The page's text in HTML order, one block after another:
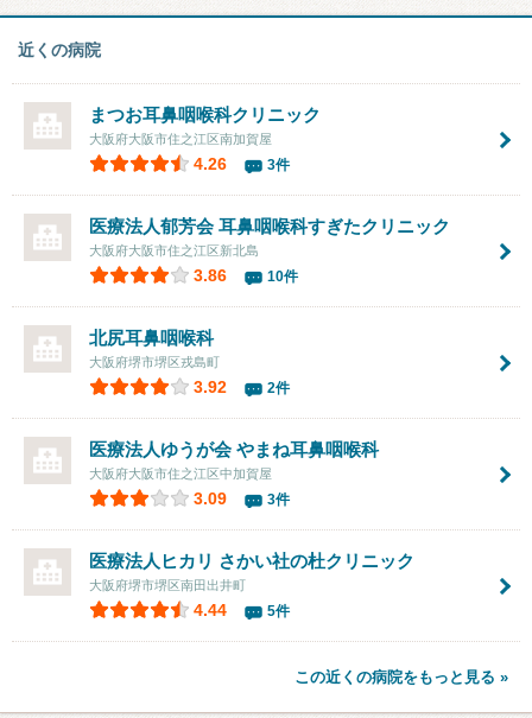
近くの病院
まつお耳鼻咽喉科クリニック
大阪府大阪市住之江区南加賀屋
4.26 3件
医療法人郁芳会耳鼻咽喉科すぎたクリニック
大阪府大阪市住之江区新北島
3.86 10件
北尻耳鼻咽喉科
大阪府堺市堺区戎島町
3.92 2件
医療法人ゆうが会 やまね耳鼻咽喉科
大阪府大阪市住之江区中加賀屋
3.09 3件
医療法人ヒカリ さかい社の杜クリニック
大阪府堺市堺区南田出井町
4.44 5件
この近くの病院をもっと見る »